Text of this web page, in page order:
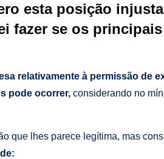
esta posição
fazer se os
relativamente à permissão de
pode ocorrer, considerando no
que lhes parece legítima, mas